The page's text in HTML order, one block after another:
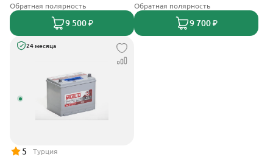
Обратная полярность
9 500 ₽
Обратная полярность
9 700 ₽
24 месяца
5 Турция